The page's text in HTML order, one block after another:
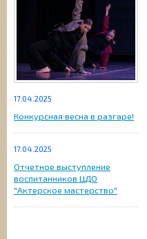
17.04.2025
Конкурсная весна в разгаре!
17.04.2025
Отчетное выступление
воспитанников ЦДО
"Актерское мастерство"